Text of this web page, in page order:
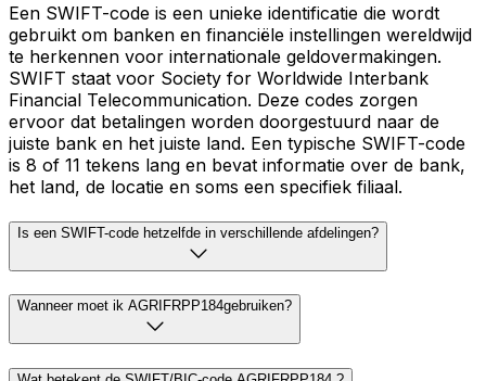
Een SWIFT-code is een unieke identificatie die wordt
gebruikt om banken en financiële instellingen wereldwijd
te herkennen voor internationale geldovermakingen.
SWIFT staat voor Society for Worldwide Interbank
Financial Telecommunication. Deze codes zorgen
ervoor dat betalingen worden doorgestuurd naar de
juiste bank en het juiste land. Een typische SWIFT-code
is 8 of 11 tekens lang en bevat informatie over de bank,
het land, de locatie en soms een specifiek filiaal.
Is een SWIFT-code hetzelfde in verschillende afdelingen?
Wanneer moet ik AGRIFRPP184gebruiken?